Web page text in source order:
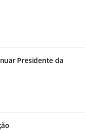
Presidente da